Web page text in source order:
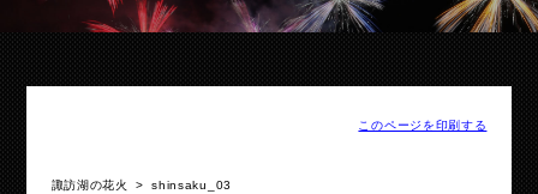
このページを印刷する
諏訪湖の花火 >shinsaku_03